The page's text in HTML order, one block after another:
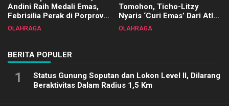
Andini Raih Medali Emas,
Febrisilia Perak di Porprov
Sulut 2025
OLAHRAGA
Tomohon, Ticho-Litzy
Nyaris ‘Curi Emas’ Dari Atlet
Biliar PON di Porprov Sulut
OLAHRAGA
BERITA POPULER
1
Status Gunung Soputan dan Lokon Level II, Dilarang
Beraktivitas Dalam Radius 1,5 Km